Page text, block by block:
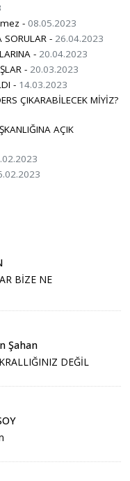
- 08.05.2023
SORULAR - 26.04.2023
- 20.04.2023
- 20.03.2023
- 14.03.2023
ÇIKARABİLECEK MİYİZ?
AÇIK
BİZE NE
Şahan
DEĞİL